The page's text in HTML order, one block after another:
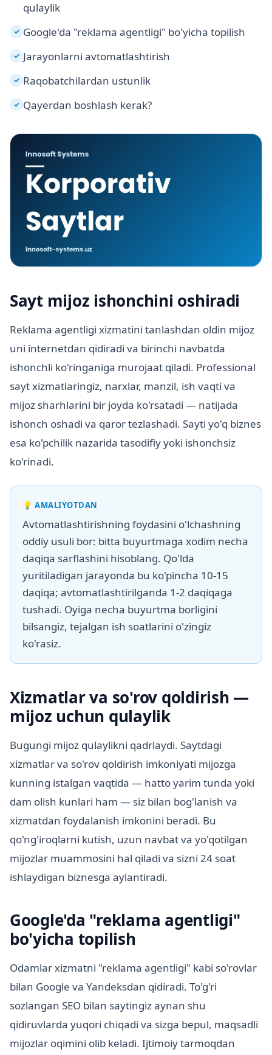
qulaylik
✓ Google'da "reklama agentligi" bo'yicha topilish
✓ Jarayonlarni avtomatlashtirish
✓ Raqobatchilardan ustunlik
✓ Qayerdan boshlash kerak?
Sayt mijoz ishonchini oshiradi
Reklama agentligi xizmatini tanlashdan oldin mijoz
uni internetdan qidiradi va birinchi navbatda
ishonchli ko'ringaniga murojaat qiladi. Professional
sayt xizmatlaringiz, narxlar, manzil, ish vaqti va
mijoz sharhlarini bir joyda ko'rsatadi — natijada
ishonch oshadi va qaror tezlashadi. Sayti yo'q biznes
esa ko'pchilik nazarida tasodifiy yoki ishonchsiz
ko'rinadi.
💡AMALIYOTDAN
Avtomatlashtirishning foydasini o'lchashning
oddiy usuli bor: bitta buyurtmaga xodim necha
daqiqa sarflashini hisoblang. Qo'lda
yuritiladigan jarayonda bu ko'pincha 10-15
daqiqa; avtomatlashtirilganda 1-2 daqiqaga
tushadi. Oyiga necha buyurtma borligini
bilsangiz, tejalgan ish soatlarini o'zingiz
ko'rasiz.
Xizmatlar va so'rov qoldirish —
mijoz uchun qulaylik
Bugungi mijoz qulaylikni qadrlaydi. Saytdagi
xizmatlar va so'rov qoldirish imkoniyati mijozga
kunning istalgan vaqtida — hatto yarim tunda yoki
dam olish kunlari ham — siz bilan bog'lanish va
xizmatdan foydalanish imkonini beradi. Bu
qo'ng'iroqlarni kutish, uzun navbat va yo'qotilgan
mijozlar muammosini hal qiladi va sizni 24 soat
ishlaydigan biznesga aylantiradi.
Google'da "reklama agentligi"
bo'yicha topilish
Odamlar xizmatni "reklama agentligi" kabi so'rovlar
bilan Google va Yandeksdan qidiradi. To'g'ri
sozlangan SEO bilan saytingiz aynan shu
qidiruvlarda yuqori chiqadi va sizga bepul, maqsadli
mijozlar oqimini olib keladi. Ijtimoiy tarmoqdan